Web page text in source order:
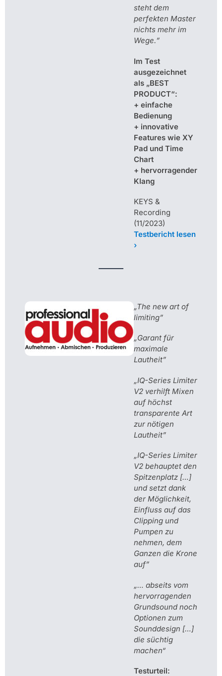
steht dem
perfekten Master
nichts mehr im
Wege.”
Im Test
ausgezeichnet
als „BEST
PRODUCT“:
+ einfache
Bedienung
+ innovative
Features wie XY
Pad und Time
Chart
+ hervorragender
Klang
KEYS &
Recording
(11/2023)
Testbericht lesen
›
„The new art of
limiting”
„Garant für
maximale
Lautheit”
„IQ-Series Limiter
V2 verhilft Mixen
auf höchst
transparente Art
zur nötigen
Lautheit”
„IQ-Series Limiter
V2 behauptet den
Spitzenplatz […]
und setzt dank
der Möglichkeit,
Einfluss auf das
Clipping und
Pumpen zu
nehmen, dem
Ganzen die Krone
auf”
„… abseits vom
hervorragenden
Grundsound noch
Optionen zum
Sounddesign […]
die süchtig
machen“
Testurteil: